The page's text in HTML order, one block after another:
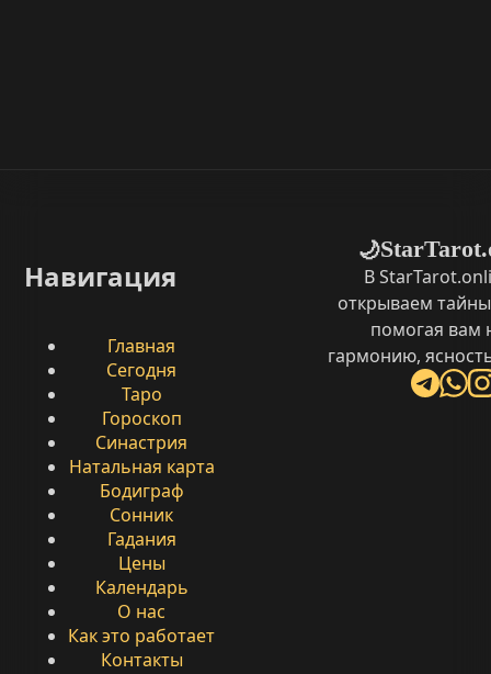
Навигация
Главная
Сегодня
Таро
Гороскоп
Синастрия
Натальная карта
Бодиграф
Сонник
Гадания
Цены
Календарь
О нас
Как это работает
Контакты
🌙
В
открываем
помогая вам
гармонию,